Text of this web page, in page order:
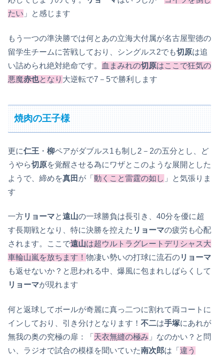
たい 」と感じます
もう一つの準決勝では何とあの立海大付属が名古屋聖徳の
留学生チームに苦戦しており、シングルス2でも切原は追
い詰められ絶対絶命です。
血まみれの切原はここで狂気の
悪魔赤也となり 大逆転で7－5で勝利します
焼肉の王子様
更に仁王 ・ 柳ペアがダブルス1も制し2－2の五分とし、ど
うやら切原を覚醒させる為にワザとこのような展開とした
ようで、締めを真田 が「 動くこと雷霆の如し 」と気張りま
す
一方リョーマと遠山の一球勝負は長引き、40分を優に超
す長期戦となり、特に決勝を控えた リョーマの疲労も心配
されます。ここで遠山は超ウルトラグレートデリシャス大
車輪山嵐を放ちます！ 物凄い勢いの打球に流石のリョーマ
も返せないか？と思われる中、爆風に包まれしばらくして
リョーマが現れます
何と返球してボールが奇麗に真っ二つに割れて両コートに
インしており、引き分けとなります！ 不二は手塚にあれが
無我の奥の究極の扉：「 天衣無縫の極み 」なのかい？と問
い、ラジオで試合の模様を聞いていた南次郎は「 違う